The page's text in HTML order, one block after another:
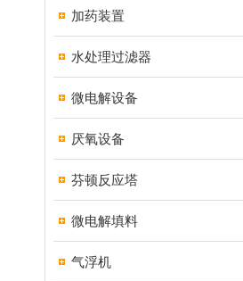
加药装置
水处理过滤器
微电解设备
厌氧设备
芬顿反应塔
微电解填料
气浮机